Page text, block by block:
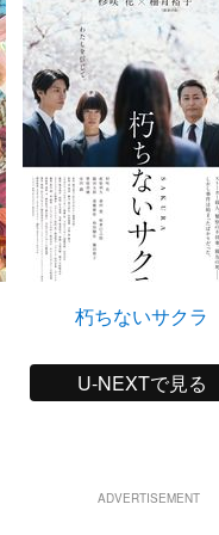
朽ちないサクラ
U-NEXTで見る
ADVERTISEMENT